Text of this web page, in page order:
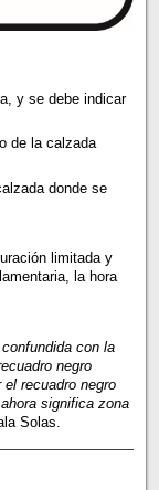
y se debe indicar
de la calzada
donde se
limitada y
la hora
con la
negro
recuadro negro
significa zona
Solas.